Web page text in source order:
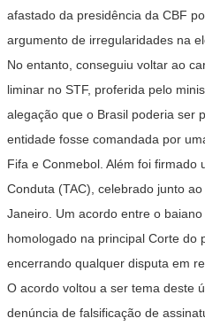
afastado da presidência da CBF
argumento de irregularidades na
No entanto, conseguiu voltar ao
liminar no STF, proferida pelo
alegação que o Brasil poderia ser
entidade fosse comandada por
Fifa e Conmebol. Além foi firmado
Conduta (TAC), celebrado junto
Janeiro. Um acordo entre o
homologado na principal Corte do
encerrando qualquer disputa em
O acordo voltou a ser tema deste
denúncia de falsificação de